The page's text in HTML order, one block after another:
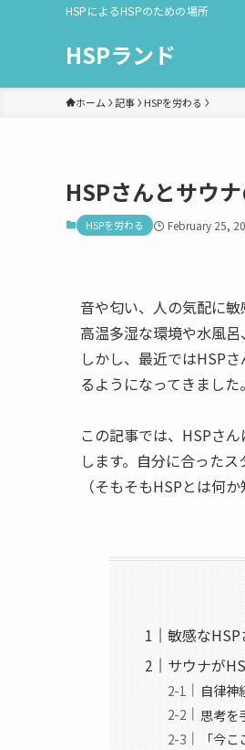
HSPによるHSPのための場所
HSPランド
ホーム 記事 HSPを労わる
HSPさんとサウ
HSPを労わる February 25,
音や匂い、人の気配に
高温多湿な環境や水風
しかし、最近ではHSP
るようになってきました。
この記事では、HSPさ
します。自分に合った
（そもそもHSPとは何
敏感な
サウナが
自律神
思考を
「今